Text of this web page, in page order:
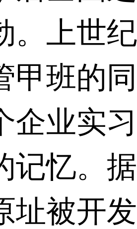
。上世
甲班的
企业实
记忆。
址被开